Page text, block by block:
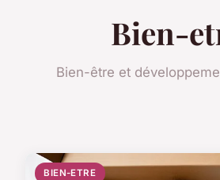
Bien-
Bien-être et
BIEN-ETRE